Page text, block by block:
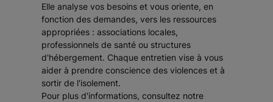
Elle analyse vos besoins et vous oriente, en
fonction des demandes, vers les ressources
appropriées : associations locales,
professionnels de santé ou structures
d'hébergement. Chaque entretien vise à vous
aider à prendre conscience des violences et à
sortir de l'isolement.
Pour plus d'informations, consultez notre